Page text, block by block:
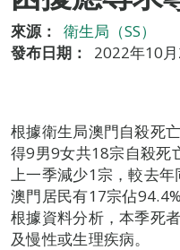
來源：
衛生局（SS）
發布日期：
2022年10
根據衛生局澳門自殺死
得9男9女共18宗自殺死
上一季減少1宗，較去
澳門居民有17宗佔
根據資料分析，本季死
及慢性或生理疾病。